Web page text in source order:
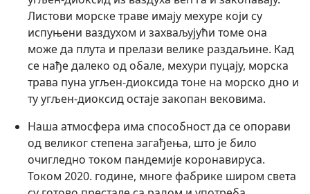
Листови морске траве имају мехуре који су
испуњени ваздухом и захваљујући томе она
може да плута и прелази велике раздаљине. Кад
се нађе далеко од обале, мехури пуцају, морска
трава пуна угљен-диоксида тоне на морско дно и
ту угљен-диоксид остаје закопан вековима.
Наша атмосфера има способност да се опорави
од великог степена загађења, што је било
очигледно током пандемије коронавируса.
Током 2020. године, многе фабрике широм света